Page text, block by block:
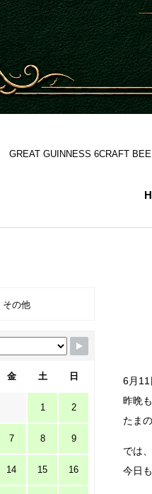
GREAT GUINNESS 6CRAFT
6月11
昨晩
たま
では、
今日
その他
金 土 日
1 2
7 8 9
14 15 16